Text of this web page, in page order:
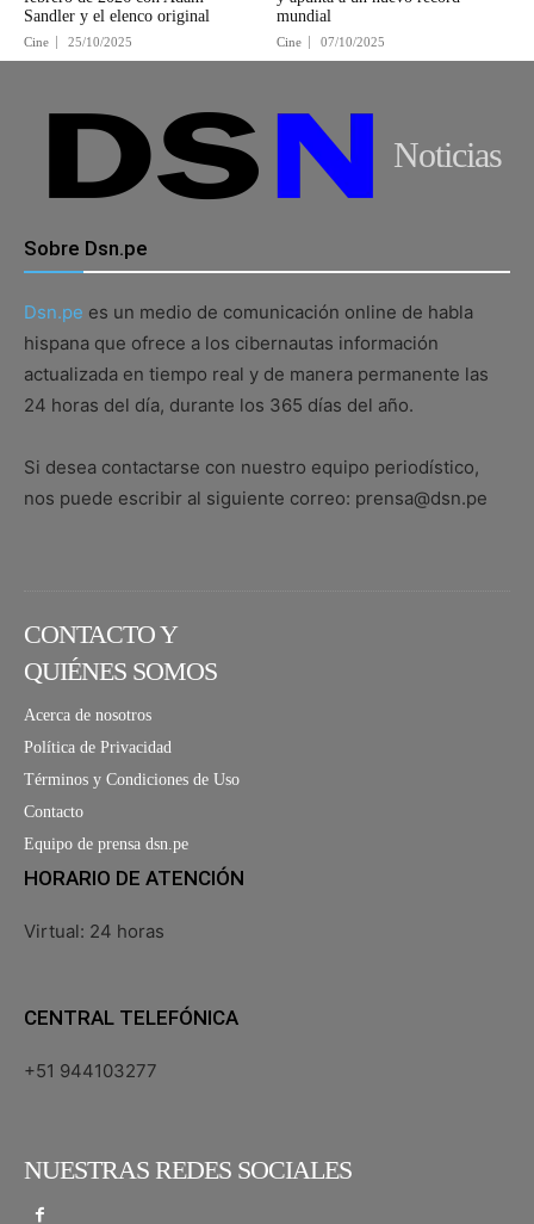
Sandler y el elenco original
Cine 25/10/2025
mundial
Cine 07/10/2025
Noticias
Sobre Dsn.pe
Dsn.pe es un medio de comunicación online de habla
hispana que ofrece a los cibernautas información
actualizada en tiempo real y de manera permanente las
24 horas del día, durante los 365 días del año.
Si desea contactarse con nuestro equipo periodístico,
nos puede escribir al siguiente correo: prensa@dsn.pe
CONTACTO Y
QUIÉNES SOMOS
Acerca de nosotros
Política de Privacidad
Términos y Condiciones de Uso
Contacto
Equipo de prensa dsn.pe
HORARIO DE ATENCIÓN
Virtual: 24 horas
CENTRAL TELEFÓNICA
+51 944103277
NUESTRAS REDES SOCIALES